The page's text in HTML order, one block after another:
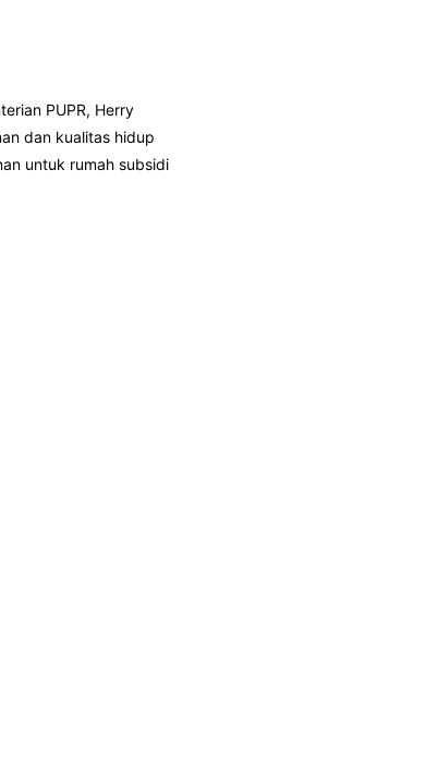
PUPR, Herry
dan kualitas hidup
untuk rumah subsidi